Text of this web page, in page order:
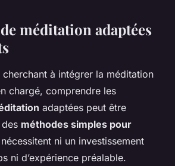
méditation adaptées
cherchant à intégrer la méditation
chargé, comprendre les
adaptées peut être
méthodes simples pour
ni un investissement
ni d’expérience préalable.